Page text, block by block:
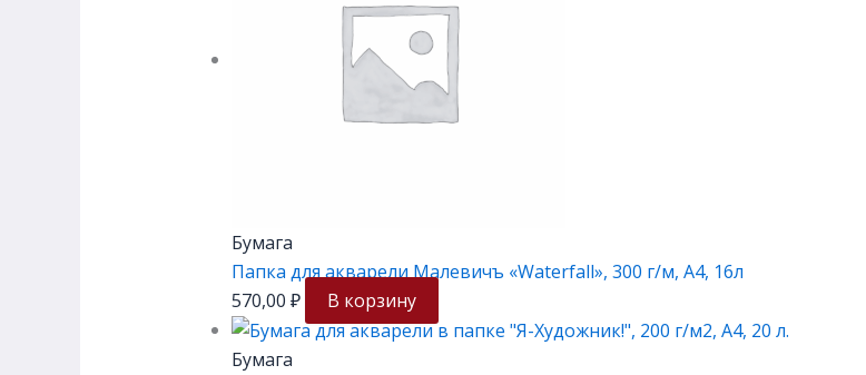
Бумага
Папка для акварели Малевичъ «Waterfall», 300 г/м, А4, 16л
570,00 ₽ В корзину
Бумага